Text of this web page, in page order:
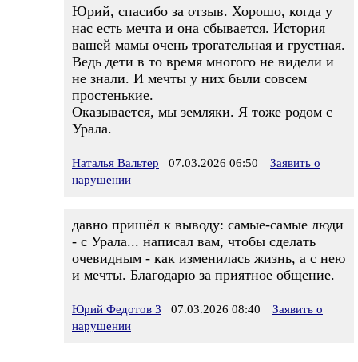
Юрий, спасибо за отзыв. Хорошо, когда у
нас есть мечта и она сбывается. История
вашей мамы очень трогательная и грустная.
Ведь дети в то время многого не видели и
не знали. И мечты у них были совсем
простенькие.
Оказывается, мы земляки. Я тоже родом с
Урала.
Наталья Вальтер 07.03.2026 06:50
Заявить о
нарушении
давно пришёл к выводу: самые-самые люди
- с Урала... написал вам, чтобы сделать
очевидным - как изменилась жизнь, а с нею
и мечты. Благодарю за приятное общение.
Юрий Федотов 3 07.03.2026 08:40
Заявить о
нарушении